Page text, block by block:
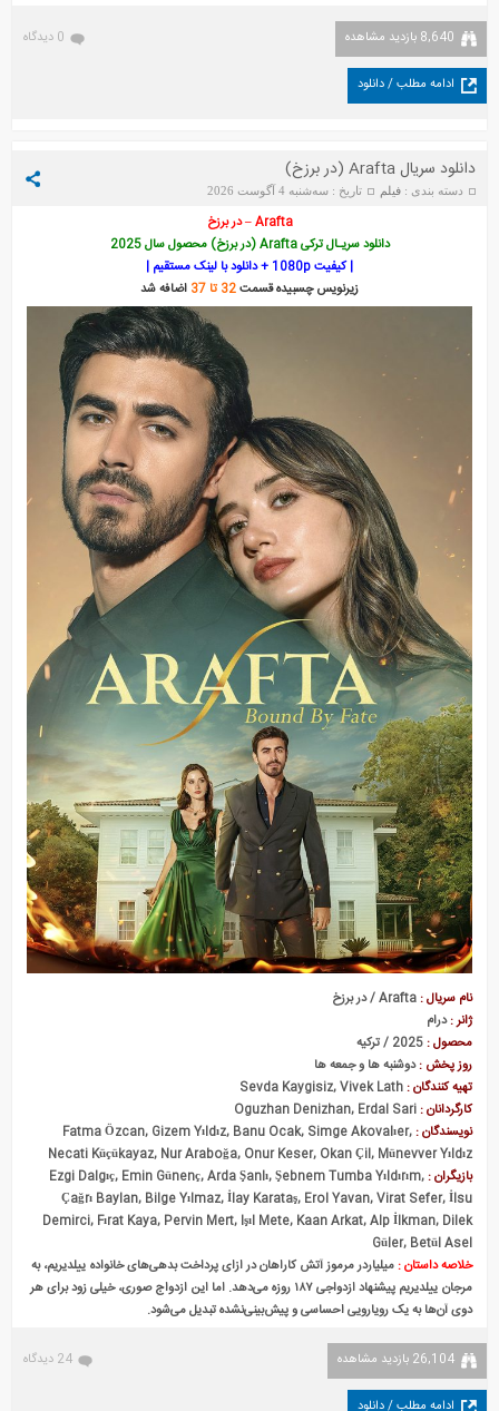
8,640 بازدید مشاهده 0 دیدگاه
ادامه مطلب / دانلود
دانلود سریال Arafta (در برزخ)
دسته بندی :فیلم تاریخ : سه‌شنبه 4 آگوست 2026
Arafta – در برزخ
دانلود سریـال ترکی Arafta (در برزخ) محصول سال 2025
| کیفیت 1080p + دانلود با لینک مستقیم |
زیرنویس چسبیده قسمت
اضافه شد
نام سریال :Arafta / در برزخ
ژانر :درام
محصول :2025 / ترکیه
روز پخش :دوشنبه ها و جمعه ها
تهیه کنندگان :Sevda Kaygisiz, Vivek Lath
کارگردانان :Oguzhan Denizhan, Erdal Sari
نویسندگان :Fatma Özcan, Gizem Yıldız, Banu Ocak, Simge Akovalıer,
Necati Küçükayaz, Nur Araboğa, Onur Keser, Okan Çil, Münevver Yıldız
بازیگران :Ezgi Dalgıç, Emin Günenç, Arda Şanlı, Şebnem Tumba Yıldırım,
Çağrı Baylan, Bilge Yılmaz, İlay Karataş, Erol Yavan, Virat Sefer, İlsu
Demirci, Fırat Kaya, Pervin Mert, Işıl Mete, Kaan Arkat, Alp İlkman, Dilek
Güler, Betül Asel
خلاصه داستان :میلیاردر مرموز آتش کاراهان در ازای پرداخت بدهی‌های خانواده ییلدیریم، به
مرجان ییلدیریم پیشنهاد ازدواجی ۱۸۷ روزه می‌دهد. اما این ازدواج صوری، خیلی زود برای هر
دوی آن‌ها به یک رویارویی احساسی و پیش‌بینی‌نشده تبدیل می‌شود.
26,104 بازدید مشاهده 24 دیدگاه
ادامه مطلب / دانلود